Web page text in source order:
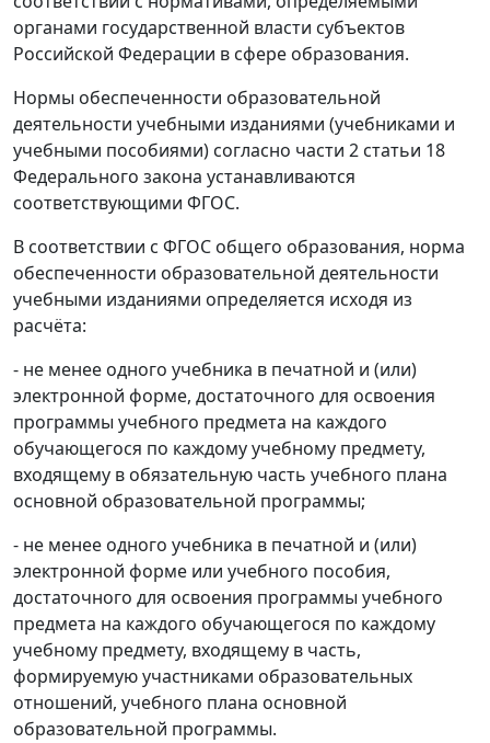
органами государственной власти субъектов
Российской Федерации в сфере образования.
Нормы обеспеченности образовательной
деятельности учебными изданиями (учебниками и
учебными пособиями) согласно части 2 статьи 18
Федерального закона устанавливаются
соответствующими ФГОС.
В соответствии с ФГОС общего образования, норма
обеспеченности образовательной деятельности
учебными изданиями определяется исходя из
расчёта:
- не менее одного учебника в печатной и (или)
электронной форме, достаточного для освоения
программы учебного предмета на каждого
обучающегося по каждому учебному предмету,
входящему в обязательную часть учебного плана
основной образовательной программы;
- не менее одного учебника в печатной и (или)
электронной форме или учебного пособия,
достаточного для освоения программы учебного
предмета на каждого обучающегося по каждому
учебному предмету, входящему в часть,
формируемую участниками образовательных
отношений, учебного плана основной
образовательной программы.